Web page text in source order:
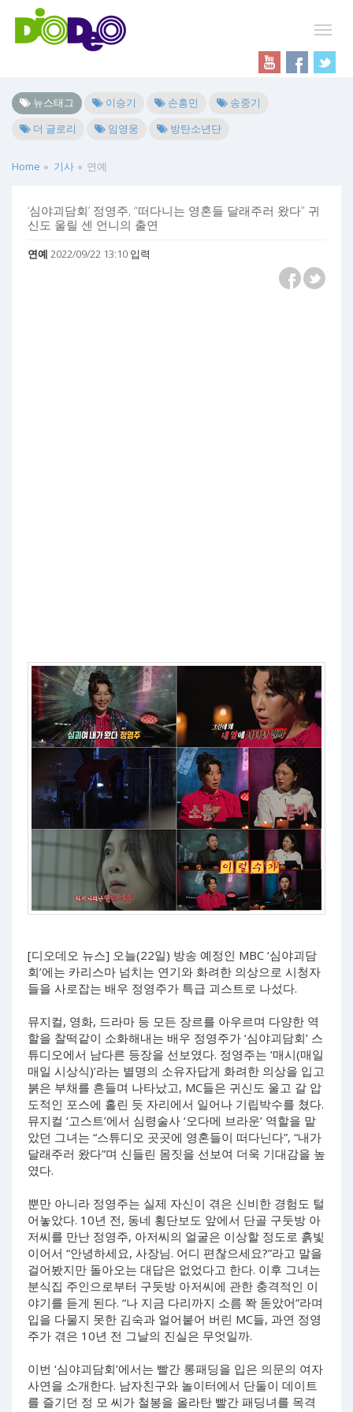
뉴스태그 이승기 손흥민
송중기
더 글로리
임영웅 방탄소년단
Home 기사 연예
‘심야괴담회’ 정영주, “떠다니는 영혼들 달래주러 왔다” 귀
신도 울릴 센 언니의 출연
연예 2022/09/22 13:10 입력
[디오데오 뉴스] 오늘(22일) 방송 예정인 MBC ‘심야괴담
회’에는 카리스마 넘치는 연기와 화려한 의상으로 시청자
들을 사로잡는 배우 정영주가 특급 괴스트로 나섰다.
뮤지컬, 영화, 드라마 등 모든 장르를 아우르며 다양한 역
할을 찰떡같이 소화해내는 배우 정영주가 ‘심야괴담회’ 스
튜디오에서 남다른 등장을 선보였다. 정영주는 ‘매시(매일
매일 시상식)’라는 별명의 소유자답게 화려한 의상을 입고
붉은 부채를 흔들며 나타났고, MC들은 귀신도 울고 갈 압
도적인 포스에 홀린 듯 자리에서 일어나 기립박수를 쳤다.
뮤지컬 ‘고스트’에서 심령술사 ‘오다메 브라운’ 역할을 맡
았던 그녀는 “스튜디오 곳곳에 영혼들이 떠다닌다”, “내가
달래주러 왔다”며 신들린 몸짓을 선보여 더욱 기대감을 높
였다.
뿐만 아니라 정영주는 실제 자신이 겪은 신비한 경험도 털
어놓았다. 10년 전, 동네 횡단보도 앞에서 단골 구둣방 아
저씨를 만난 정영주, 아저씨의 얼굴은 이상할 정도로 흙빛
이어서 “안녕하세요, 사장님. 어디 편찮으세요?”라고 말을
걸어봤지만 돌아오는 대답은 없었다고 한다. 이후 그녀는
분식집 주인으로부터 구둣방 아저씨에 관한 충격적인 이
야기를 듣게 된다. “나 지금 다리까지 소름 쫙 돋았어”라며
입을 다물지 못한 김숙과 얼어붙어 버린 MC들, 과연 정영
주가 겪은 10년 전 그날의 진실은 무엇일까.
이번 ‘심야괴담회’에서는 빨간 롱패딩을 입은 의문의 여자
사연을 소개한다. 남자친구와 놀이터에서 단둘이 데이트
를 즐기던 정 모 씨가 철봉을 올라탄 빨간 패딩녀를 목격